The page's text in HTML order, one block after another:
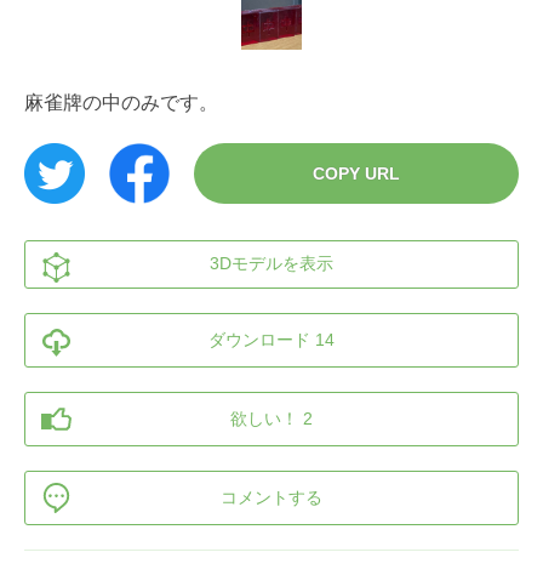
麻雀牌の中のみです。
COPY URL
3Dモデルを表示
ダウンロード 14
欲しい！ 2
コメントする